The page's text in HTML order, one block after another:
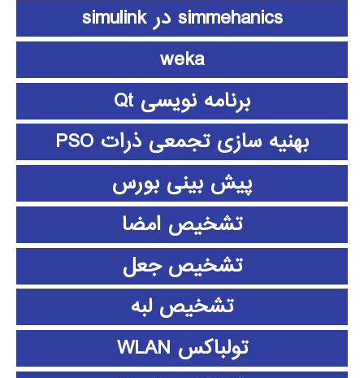
simmehanics در simulink
weka
برنامه نویسی Qt
بهنیه سازی تجمعی ذرات PSO
پیش بینی بورس
تشخیص امضا
تشخیص جعل
تشخیص لبه
تولباکس WLAN